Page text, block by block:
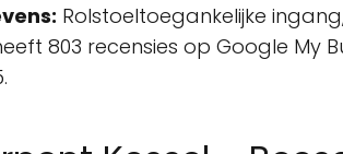
Rolstoeltoegankelijke
803 recensies op Google My